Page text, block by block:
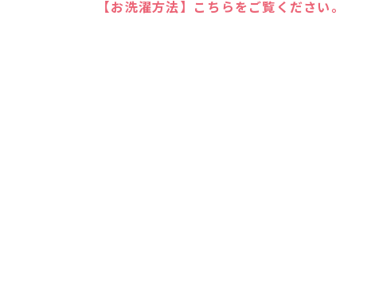
【お洗濯方法】こちらをご覧ください。